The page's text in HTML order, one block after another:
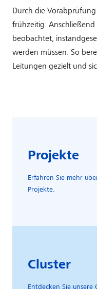
Durch die
frühzeitig.
beobachtet,
werden müssen. So
Leitungen gezielt und
Projekte
Erfahren Sie mehr
Projekte.
Cluster
Entdecken Sie unsere